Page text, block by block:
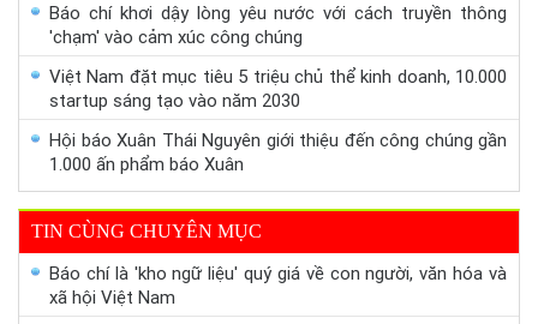
Báo chí khơi dậy lòng yêu nước với cách truyền thông
'chạm' vào cảm xúc công chúng
Việt Nam đặt mục tiêu 5 triệu chủ thể kinh doanh, 10.000
startup sáng tạo vào năm 2030
Hội báo Xuân Thái Nguyên giới thiệu đến công chúng gần
1.000 ấn phẩm báo Xuân
TIN CÙNG CHUYÊN MỤC
Báo chí là 'kho ngữ liệu' quý giá về con người, văn hóa và
xã hội Việt Nam